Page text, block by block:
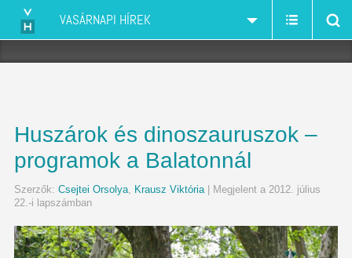
VASÁRNAPI HÍREK
Huszárok és dinoszauruszok –
programok a Balatonnál
Szerzők: Csejtei Orsolya, Krausz Viktória| Megjelent a 2012. július
22.-i lapszámban